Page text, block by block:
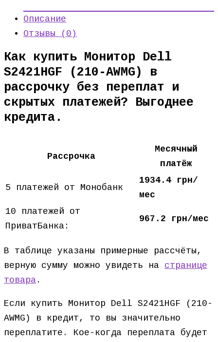
Описание
Отзывы (0)
Как купить Монитор Dell
S2421HGF (210-AWMG) в
рассрочку без переплат и
скрытых платежей? Выгоднее
кредита.
Рассрочка
Месячный
платёж
5 платежей от Монобанк
1934.4 грн/
мес
10 платежей от
ПриватБанка:
967.2 грн/мес
В таблице указаны примерные рассчёты,
верную сумму можно увидеть на странице
товара .
Если купить Монитор Dell S2421HGF (210-
AWMG) в кредит, то вы значительно
переплатите. Кое-когда переплата будет